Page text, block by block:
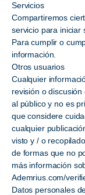
Servicios
Compartiremos
servicio para iniciar
Para cumplir o
información.
Otros usuarios
Cualquier
revisión o
al público y no es
que considere
cualquier
visto y / o
de formas que no
más información
Ademrius.com/
Datos personales